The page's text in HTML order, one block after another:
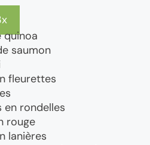
quinoa
saumon
fleurettes
en rondelles
rouge
lanières